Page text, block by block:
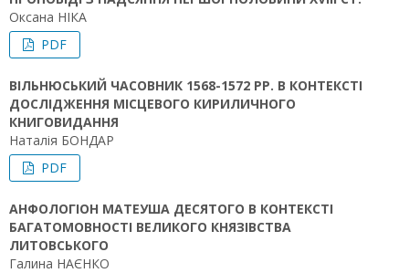
Оксана НІКА
PDF
ВІЛЬНЮСЬКИЙ ЧАСОВНИК 1568-1572 РР. В КОНТЕКСТІ
ДОСЛІДЖЕННЯ МІСЦЕВОГО КИРИЛИЧНОГО
КНИГОВИДАННЯ
Наталія БОНДАР
PDF
АНФОЛОГІОН МАТЕУША ДЕСЯТОГО В КОНТЕКСТІ
БАГАТОМОВНОСТІ ВЕЛИКОГО КНЯЗІВСТВА
ЛИТОВСЬКОГО
Галина НАЄНКО